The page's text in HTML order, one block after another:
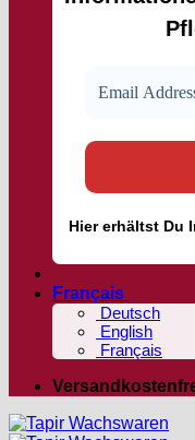
Hiererhältst Du
Français
Deutsch
English
Français